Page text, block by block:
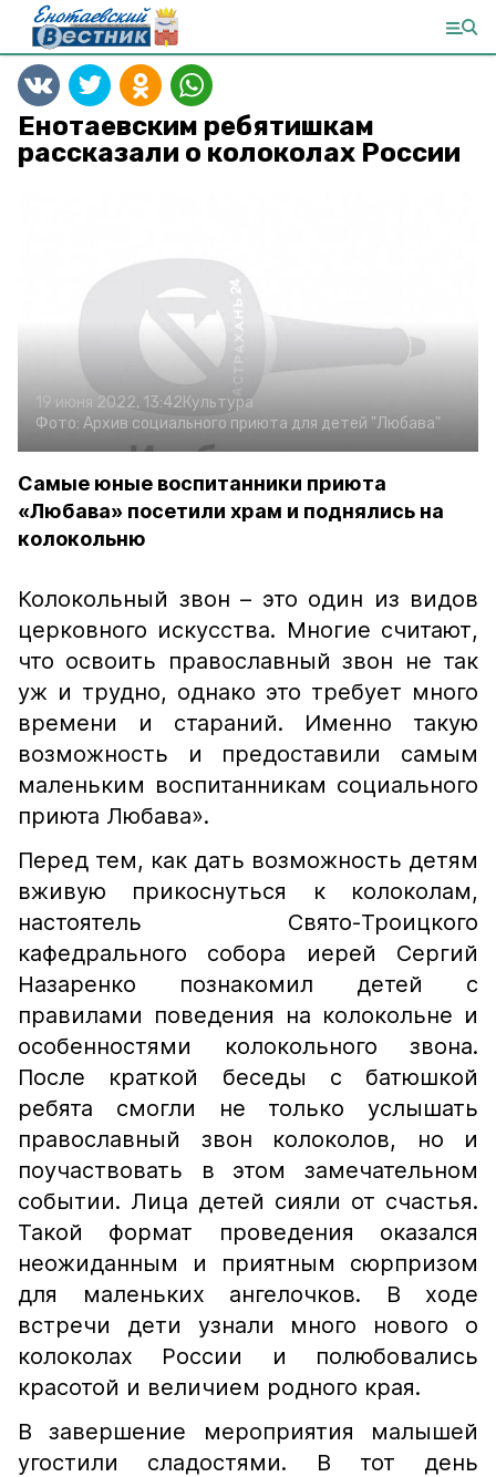
Енотаевским ребятишкам
рассказали о колоколах России
19 июня 2022, 13:42Культура
Фото: Архив социального приюта для детей "Любава"
Самые юные воспитанники приюта
«Любава» посетили храм и поднялись на
колокольню
Колокольный звон – это один из видов
церковного искусства. Многие считают,
что освоить православный звон не так
уж и трудно, однако это требует много
времени и стараний. Именно такую
возможность и предоставили самым
маленьким воспитанникам социального
приюта Любава».
Перед тем, как дать возможность детям
вживую прикоснуться к колоколам,
настоятель Свято-Троицкого
кафедрального собора иерей Сергий
Назаренко познакомил детей с
правилами поведения на колокольне и
особенностями колокольного звона.
После краткой беседы с батюшкой
ребята смогли не только услышать
православный звон колоколов, но и
поучаствовать в этом замечательном
событии. Лица детей сияли от счастья.
Такой формат проведения оказался
неожиданным и приятным сюрпризом
для маленьких ангелочков. В ходе
встречи дети узнали много нового о
колоколах России и полюбовались
красотой и величием родного края.
В завершение мероприятия малышей
угостили сладостями. В тот день